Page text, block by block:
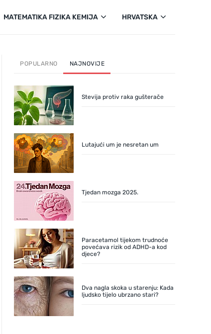
MATEMATIKA FIZIKA KEMIJA HRVATSKA
POPULARNO NAJNOVIJE
Stevija protiv raka gušterače
Lutajući um je nesretan um
Tjedan mozga 2025.
Paracetamol tijekom trudnoće
povećava rizik od ADHD-a kod
djece?
Dva nagla skoka u starenju: Kada
ljudsko tijelo ubrzano stari?